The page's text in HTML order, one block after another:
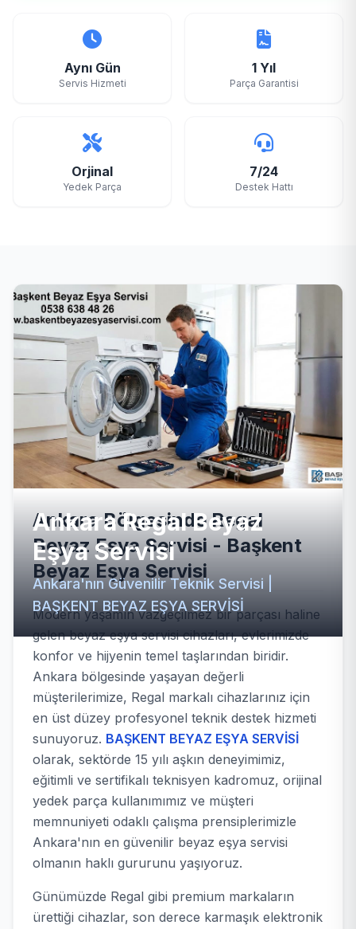
Aynı Gün
Servis Hizmeti
1 Yıl
Parça Garantisi
Orjinal
Yedek Parça
7/24
Destek Hattı
Ankara Regal Beyaz
Eşya Servisi
Ankara'nın Güvenilir Teknik Servisi |
BAŞKENT BEYAZ EŞYA SERVİSİ
Ankara Bölgesinde Regal
Beyaz Eşya Servisi - Başkent
Beyaz Eşya Servisi
Modern yaşamın vazgeçilmez bir parçası haline
gelen beyaz eşya servisi cihazları, evlerimizde
konfor ve hijyenin temel taşlarından biridir.
Ankara bölgesinde yaşayan değerli
müşterilerimize, Regal markalı cihazlarınız için
en üst düzey profesyonel teknik destek hizmeti
sunuyoruz. BAŞKENT BEYAZ EŞYA SERVİSİ
olarak, sektörde 15 yılı aşkın deneyimimiz,
eğitimli ve sertifikalı teknisyen kadromuz, orijinal
yedek parça kullanımımız ve müşteri
memnuniyeti odaklı çalışma prensiplerimizle
Ankara'nın en güvenilir beyaz eşya servisi
olmanın haklı gururunu yaşıyoruz.
Günümüzde Regal gibi premium markaların
ürettiği cihazlar, son derece karmaşık elektronik